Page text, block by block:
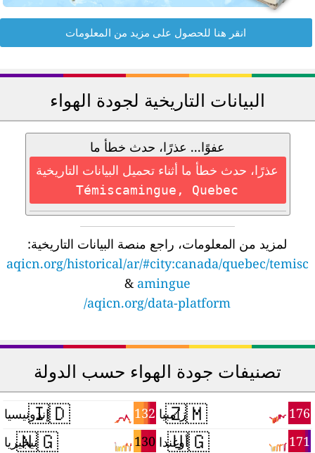
انقر هنا للحصول على مزيد من المعلومات
البيانات التاريخية لجودة الهواء
عفوًا... عذرًا، حدث خطأ ما
عذرًا، حدث خطأ ما أثناء تحميل البيانات التاريخية
Témiscamingue, Quebec
لمزيد من المعلومات، راجع منصة البيانات التاريخية:
aqicn.org/historical/ar/#city:canada/quebec/temisc
amingue
&
aqicn.org/data-platform/
تصنيفات جودة الهواء حسب الدولة
🇿🇲 176 زامبيا
🇺🇬 171 أوغندا
🇮🇩 132 إندونيسيا
🇳🇬 130 نيجيريا